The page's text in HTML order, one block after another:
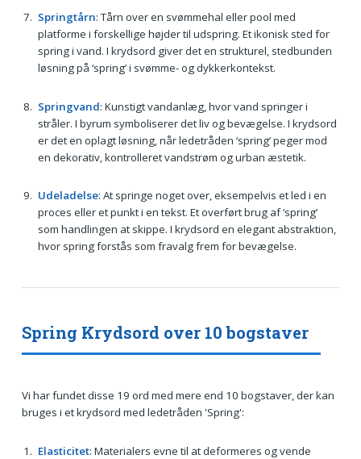
Springtårn: Tårn over en svømmehal eller pool med
platforme i forskellige højder til udspring. Et ikonisk sted for
spring i vand. I krydsord giver det en strukturel, stedbunden
løsning på ‘spring’ i svømme- og dykkerkontekst.
Springvand: Kunstigt vandanlæg, hvor vand springer i
stråler. I byrum symboliserer det liv og bevægelse. I krydsord
er det en oplagt løsning, når ledetråden ‘spring’ peger mod
en dekorativ, kontrolleret vandstrøm og urban æstetik.
Udeladelse: At springe noget over, eksempelvis et led i en
proces eller et punkt i en tekst. Et overført brug af ‘spring’
som handlingen at skippe. I krydsord en elegant abstraktion,
hvor spring forstås som fravalg frem for bevægelse.
Spring Krydsord over 10 bogstaver
Vi har fundet disse 19 ord med mere end 10 bogstaver, der kan
bruges i et krydsord med ledetråden 'Spring':
Elasticitet: Materialers evne til at deformeres og vende